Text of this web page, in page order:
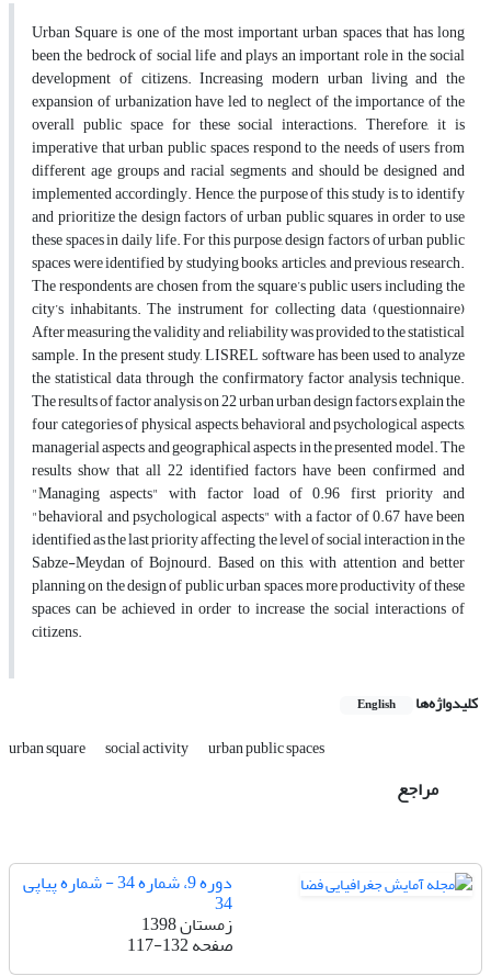
Urban Square is one of the most important urban spaces that has long
been the bedrock of social life and plays an important role in the social
development of citizens. Increasing modern urban living and the
expansion of urbanization have led to neglect of the importance of the
overall public space for these social interactions. Therefore, it is
imperative that urban public spaces respond to the needs of users from
different age groups and racial segments and should be designed and
implemented accordingly. Hence, the purpose of this study is to identify
and prioritize the design factors of urban public squares in order to use
these spaces in daily life. For this purpose, design factors of urban public
spaces were identified by studying books, articles, and previous research.
The respondents are chosen from the square’s public users including the
city’s inhabitants. The instrument for collecting data (questionnaire)
After measuring the validity and reliability was provided to the statistical
sample. In the present study, LISREL software has been used to analyze
the statistical data through the confirmatory factor analysis technique.
The results of factor analysis on 22 urban urban design factors explain the
four categories of physical aspects, behavioral and psychological aspects,
managerial aspects and geographical aspects in the presented model. The
results show that all 22 identified factors have been confirmed and
"Managing aspects" with factor load of 0.96 first priority and
"behavioral and psychological aspects" with a factor of 0.67 have been
identified as the last priority affecting the level of social interaction in the
Sabze-Meydan of Bojnourd. Based on this, with attention and better
planning on the design of public urban spaces, more productivity of these
spaces can be achieved in order to increase the social interactions of
citizens.
کلیدواژه‌ها English
urban square social activity urban public spaces
مراجع
دوره 9، شماره 34 - شماره پیاپی
34
زمستان 1398
صفحه117-132